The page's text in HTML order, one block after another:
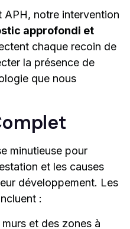
APH, notre intervention
approfondi et
chaque recoin de
la présence de
que nous
minutieuse pour
et les causes
développement. Les
:
et des zones à